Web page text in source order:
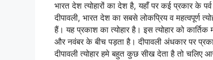
भारत देश त्योहारों का देश है, यहाँ पर कई प्रकार के
दीपावली, भारत देश का सबसे लोकप्रिय व महत्वपूर्ण
हैं। यह प्रकाश का त्योहार है। इस त्योहार को कार्तिक
और नवंबर के बीच पड़ता है। दीपावली अंधकार पर
दीपावली त्योहार हमे बहुत कुछ सीख देता है तो